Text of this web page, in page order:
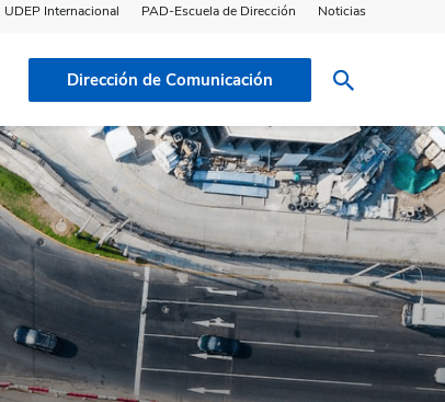
UDEP Internacional PAD-Escuela de Dirección Noticias
Dirección de Comunicación